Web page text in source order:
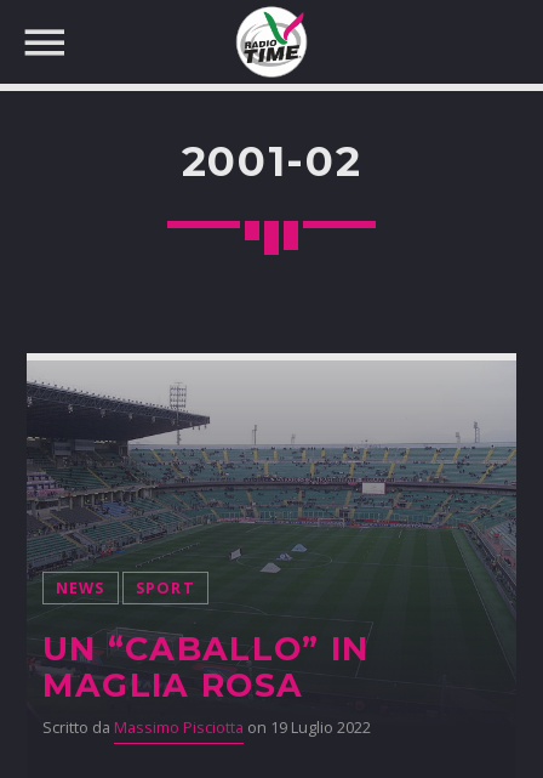
2001-02
NEWS SPORT
UN “CABALLO” IN
MAGLIA ROSA
Scritto da Massimo Pisciotta on 19 Luglio 2022